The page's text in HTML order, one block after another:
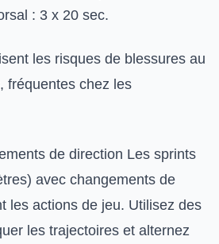
: 3 x 20 sec.
les risques de blessures au
fréquentes chez les
de direction Les sprints
avec changements de
les actions de jeu. Utilisez des
les trajectoires et alternez